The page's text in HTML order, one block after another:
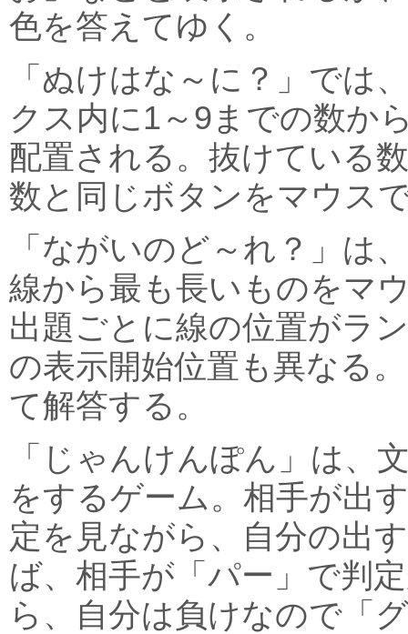
色を答えてゆく。
「ぬけはな～に？」では
クス内に1～9までの数か
配置される。抜けている
数と同じボタンをマウス
「ながいのど～れ？」は
線から最も長いものをマ
出題ごとに線の位置がラ
の表示開始位置も異なる
て解答する。
「じゃんけんぽん」は、
をするゲーム。相手が出
定を見ながら、自分の出
ば、相手が「パー」で判
ら、自分は負けなので「